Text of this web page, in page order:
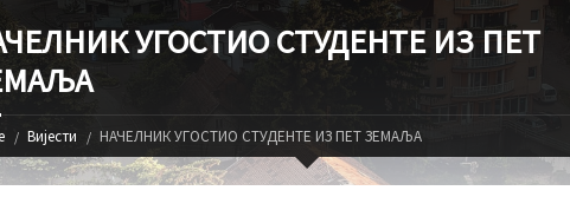
УГОСТИО СТУДЕНТЕ ИЗ ПЕТ
Вијести НАЧЕЛНИК УГОСТИО СТУДЕНТЕ ИЗ ПЕТ ЗЕМАЉА